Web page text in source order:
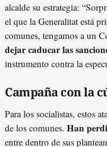
alcalde su estrategia:
el que la Generalitat está
comunes, tengamos a un
dejar caducar las
instrumento contra la
Campaña con la
Para los socialistas, estos
de los comunes. Han
entre dentro de sus